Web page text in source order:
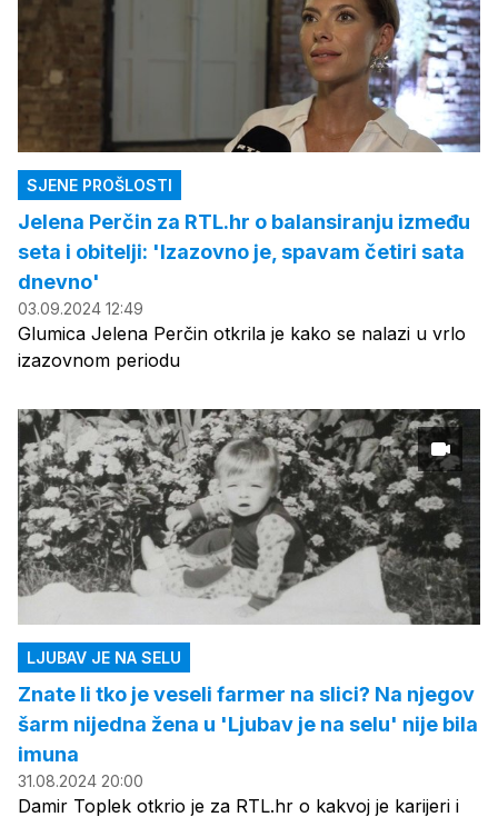
SJENE PROŠLOSTI
Jelena Perčin za RTL.hr o balansiranju između
seta i obitelji: 'Izazovno je, spavam četiri sata
dnevno'
03.09.2024 12:49
Glumica Jelena Perčin otkrila je kako se nalazi u vrlo
izazovnom periodu
LJUBAV JE NA SELU
Znate li tko je veseli farmer na slici? Na njegov
šarm nijedna žena u 'Ljubav je na selu' nije bila
imuna
31.08.2024 20:00
Damir Toplek otkrio je za RTL.hr o kakvoj je karijeri i